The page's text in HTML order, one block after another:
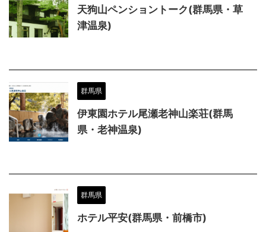
天狗山ペンショントーク(群馬県・草
津温泉)
群馬県
伊東園ホテル尾瀬老神山楽荘(群馬
県・老神温泉)
群馬県
ホテル平安(群馬県・前橋市)